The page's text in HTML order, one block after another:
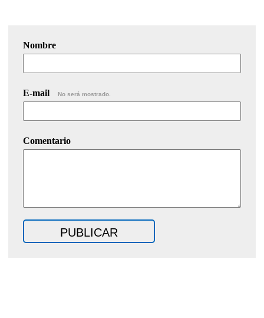
Nombre
E-mail No será mostrado.
Comentario